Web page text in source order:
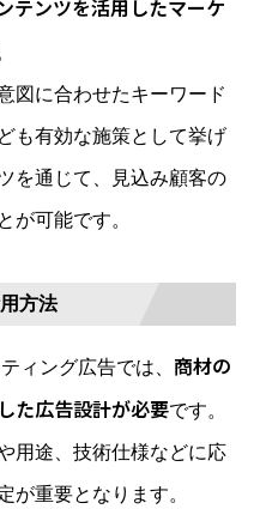
テンツを活用したマーケ
図に合わせたキーワード
も有効な施策として挙げ
を通じて、見込み顧客の
が可能です。
方法
ィング広告では、 商材の
た広告設計が必要です。
用途、技術仕様などに応
が重要となります。